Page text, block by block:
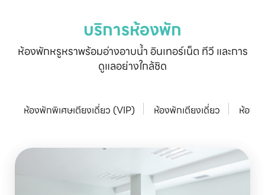
บริการห้องพัก
ห้องพักหรูหราพร้อมอ่างอาบน้ำ อินเทอร์เน็ต ทีวี และการ
ดูแลอย่างใกล้ชิด
ห้องพักพิเศษเตียงเดี่ยว (VIP) ห้องพักเตียงเดี่ยว ห้องพั